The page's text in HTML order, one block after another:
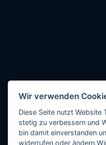
Wir verwenden
Diese Seite nutzt Website
stetig zu verbessern und
bin damit einverstanden
widerrufen oder